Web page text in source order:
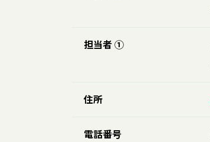
担当者 ①
住所
電話番号